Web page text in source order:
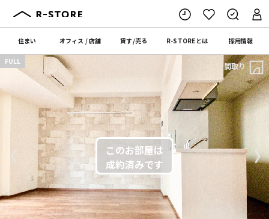
住まい オフィス /店舗 貸す/売る R-STOREとは 採用情報
〈 〉
FULL 間取り